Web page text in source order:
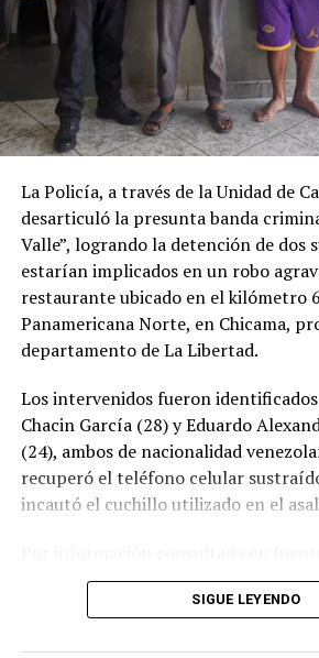
La Policía, a través de la Unidad de
desarticuló la presunta banda
Valle”, logrando la detención de dos
estarían implicados en un robo
restaurante ubicado en el kilómetro
Panamericana Norte, en Chicama,
departamento de La Libertad.
Los intervenidos fueron
Chacin García (28) y Eduardo
(24), ambos de nacionalidad
recuperó el teléfono celular
incautó el cuchillo utilizado en el
sociales, al parecer, se ha podido
García aparecería vinculadoSIGUE LEYENDO